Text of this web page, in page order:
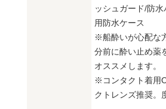
ッシュガード/防
用防水ケース
※船酔いが心配な
分前に酔い止め薬
オススメします。
※コンタクト着用
クトレンズ推奨。